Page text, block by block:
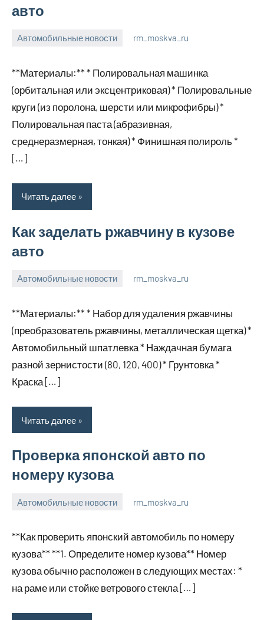
авто
Автомобильные новости
2024
rm_moskva_ru
**Материалы:** * Полировальная машинка
(орбитальная или эксцентриковая) * Полировальные
круги (из поролона, шерсти или микрофибры) *
Полировальная паста (абразивная,
среднеразмерная, тонкая) * Финишная полироль *
[…]
Читать далее
Как заделать ржавчину в кузове
авто
Автомобильные новости
2024
rm_moskva_ru
**Материалы:** * Набор для удаления ржавчины
(преобразователь ржавчины, металлическая щетка) *
Автомобильный шпатлевка * Наждачная бумага
разной зернистости (80, 120, 400) * Грунтовка *
Краска […]
Читать далее
Проверка японской авто по
номеру кузова
Автомобильные новости
2024
rm_moskva_ru
**Как проверить японский автомобиль по номеру
кузова** **1. Определите номер кузова** Номер
кузова обычно расположен в следующих местах: *
на раме или стойке ветрового стекла […]